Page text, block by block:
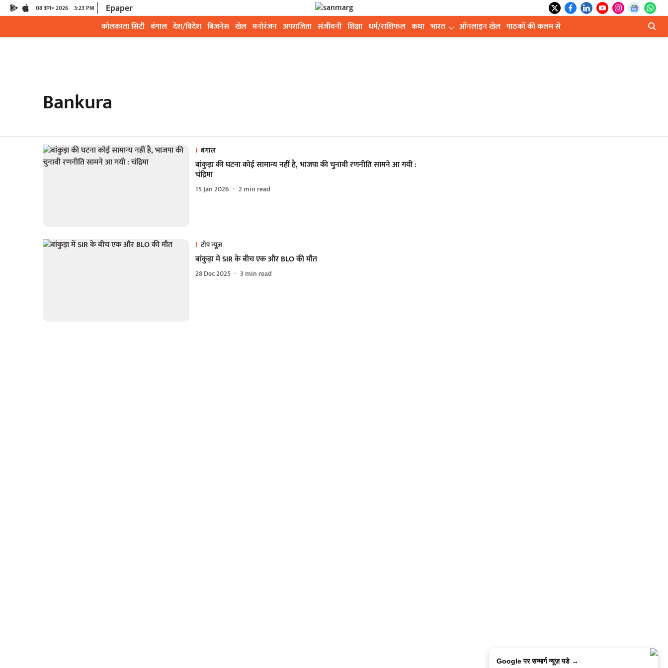
08 अग॰ 2026 3:23 PM Epaper
कोलकाता सिटी बंगाल देश/विदेश बिजनेस खेल मनोरंजन अपराजिता संजीवनी शिक्षा धर्म/राशिफल कथा भारत ऑनलाइन खेल पाठकों की कलम से
Bankura
बंगाल
बांकुड़ा की घटना कोई सामान्य नहीं है, भाजपा की चुनावी रणनीति सामने आ गयी :
चंद्रिमा
15 Jan 2026 2min read
टॉप न्यूज़
बांकुड़ा में SIR के बीच एक और BLO की मौत
28 Dec 2025 3 min read
Google पर सन्मार्ग न्यूज़ पडे →